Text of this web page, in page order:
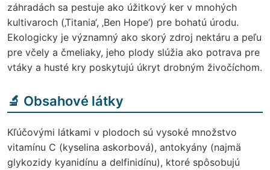
záhradách sa pestuje ako úžitkový ker v mnohých
kultivaroch (‚Titania‘, ‚Ben Hope‘) pre bohatú úrodu.
Ekologicky je významný ako skorý zdroj nektáru a peľu
pre včely a čmeliaky, jeho plody slúžia ako potrava pre
vtáky a husté kry poskytujú úkryt drobným živočíchom.
🔬 Obsahové látky
Kľúčovými látkami v plodoch sú vysoké množstvo
vitamínu C (kyselina askorbová), antokyány (najmä
glykozidy kyanidínu a delfinidínu), ktoré spôsobujú